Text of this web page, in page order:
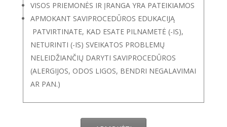
VISOS PRIEMONĖS IR ĮRANGA YRA PATEIKIAMOS
APMOKANT SAVIPROCEDŪROS EDUKACIJĄ
PATVIRTINATE, KAD ESATE PILNAMETĖ (-IS),
NETURINTI (-IS) SVEIKATOS PROBLEMŲ
NELEIDŽIANČIŲ DARYTI SAVIPROCEDŪROS
(ALERGIJOS, ODOS LIGOS, BENDRI NEGALAVIMAI
AR PAN.)